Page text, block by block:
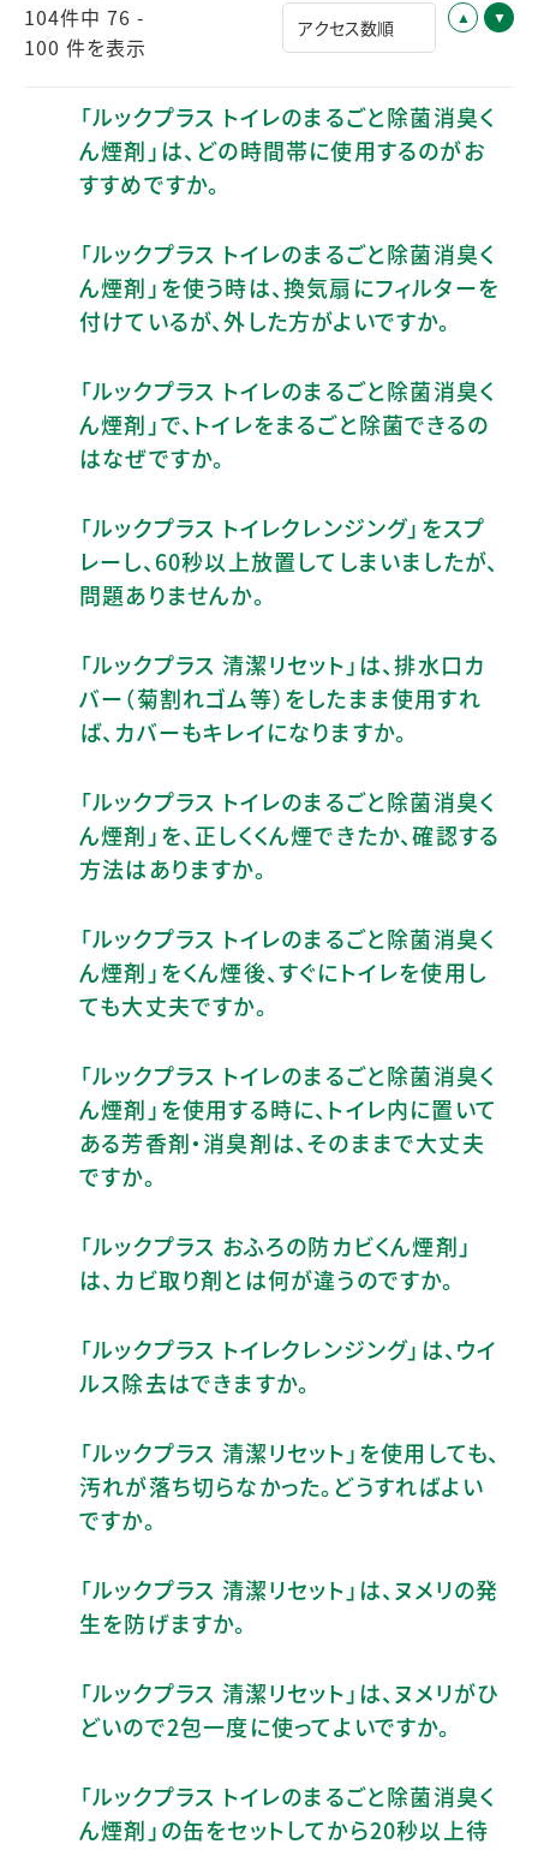
104件中 76 -
100 件を表示
「ルックプラス トイレのまるごと除菌消臭く
ん煙剤」は、どの時間帯に使用するのがお
すすめですか。
「ルックプラス トイレのまるごと除菌消臭く
ん煙剤」を使う時は、換気扇にフィルターを
付けているが、外した方がよいですか。
「ルックプラス トイレのまるごと除菌消臭く
ん煙剤」で、トイレをまるごと除菌できるの
はなぜですか。
「ルックプラス トイレクレンジング」をスプ
レーし、60秒以上放置してしまいましたが、
問題ありませんか。
「ルックプラス 清潔リセット」は、排水口カ
バー（菊割れゴム等）をしたまま使用すれ
ば、カバーもキレイになりますか。
「ルックプラス トイレのまるごと除菌消臭く
ん煙剤」を、正しくくん煙できたか、確認する
方法はありますか。
「ルックプラス トイレのまるごと除菌消臭く
ん煙剤」をくん煙後、すぐにトイレを使用し
ても大丈夫ですか。
「ルックプラス トイレのまるごと除菌消臭く
ん煙剤」を使用する時に、トイレ内に置いて
ある芳香剤・消臭剤は、そのままで大丈夫
ですか。
「ルックプラス おふろの防カビくん煙剤」
は、カビ取り剤とは何が違うのですか。
「ルックプラス トイレクレンジング」は、ウイ
ルス除去はできますか。
「ルックプラス 清潔リセット」を使用しても、
汚れが落ち切らなかった。どうすればよい
ですか。
「ルックプラス 清潔リセット」は、ヌメリの発
生を防げますか。
「ルックプラス 清潔リセット」は、ヌメリがひ
どいので2包一度に使ってよいですか。
「ルックプラス トイレのまるごと除菌消臭く
ん煙剤」の缶をセットしてから20秒以上待